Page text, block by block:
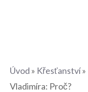
Úvod » Křesťanství»
Vladimíra: Proč?